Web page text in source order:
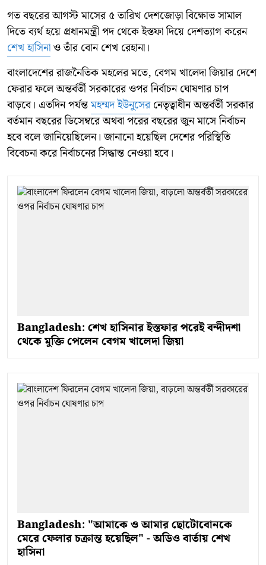
গত বছরের আগস্ট মাসের ৫ তারিখ দেশজোড়া বিক্ষোভ সামাল
দিতে ব্যর্থ হয়ে প্রধানমন্ত্রী পদ থেকে ইস্তফা দিয়ে দেশত্যাগ করেন
শেখ হাসিনাও তাঁর বোন শেখ রেহানা।
বাংলাদেশের রাজনৈতিক মহলের মতে, বেগম খালেদা জিয়ার দেশে
ফেরার ফলে অন্তর্বর্তী সরকারের ওপর নির্বাচন ঘোষণার চাপ
বাড়বে। এতদিন পর্যন্তমহম্মদ ইউনুসেরনেতৃত্বাধীন অন্তর্বর্তী সরকার
বর্তমান বছরের ডিসেম্বরে অথবা পরের বছরের জুন মাসে নির্বাচন
হবে বলে জানিয়েছিলেন। জানানো হয়েছিল দেশের পরিস্থিতি
বিবেচনা করে নির্বাচনের সিদ্ধান্ত নেওয়া হবে।
Bangladesh: শেখ হাসিনার ইস্তফার পরেই বন্দীদশা
থেকে মুক্তি পেলেন বেগম খালেদা জিয়া
Bangladesh: "আমাকে ও আমার ছোটোবোনকে
মেরে ফেলার চক্রান্ত হয়েছিল" - অডিও বার্তায় শেখ
হাসিনা